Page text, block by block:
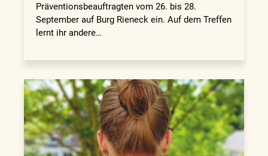
Präventionsbeauftragten vom 26. bis 28.
September auf Burg Rieneck ein. Auf dem Treffen
lernt ihr andere…